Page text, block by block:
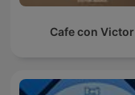
Cafe con Victor